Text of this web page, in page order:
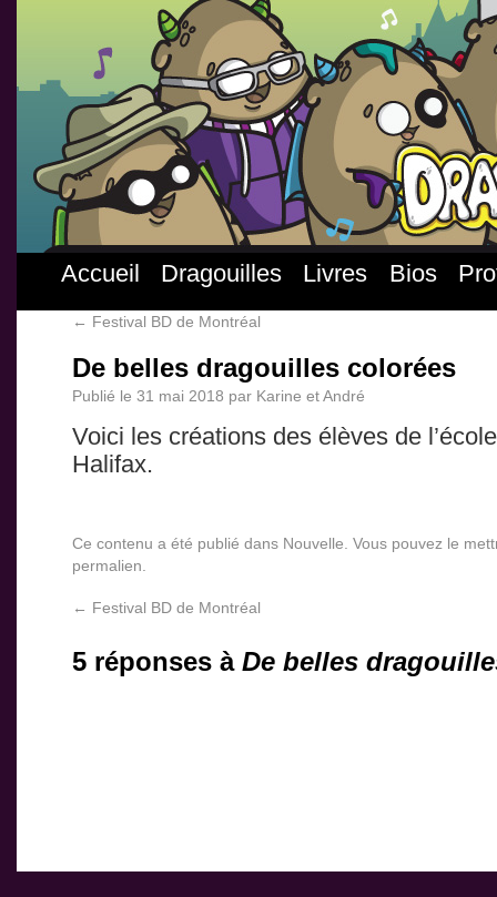
Accueil Dragouilles Livres Bios
← Festival BD de Montréal
De belles dragouilles colorées
Publié le 31 mai 2018 par Karine et André
Voici les créations des élèves de
Halifax.
Ce contenu a été publié dans Nouvelle . Vous pouvez le
permalien
← Festival BD de Montréal
5 réponses à De belles